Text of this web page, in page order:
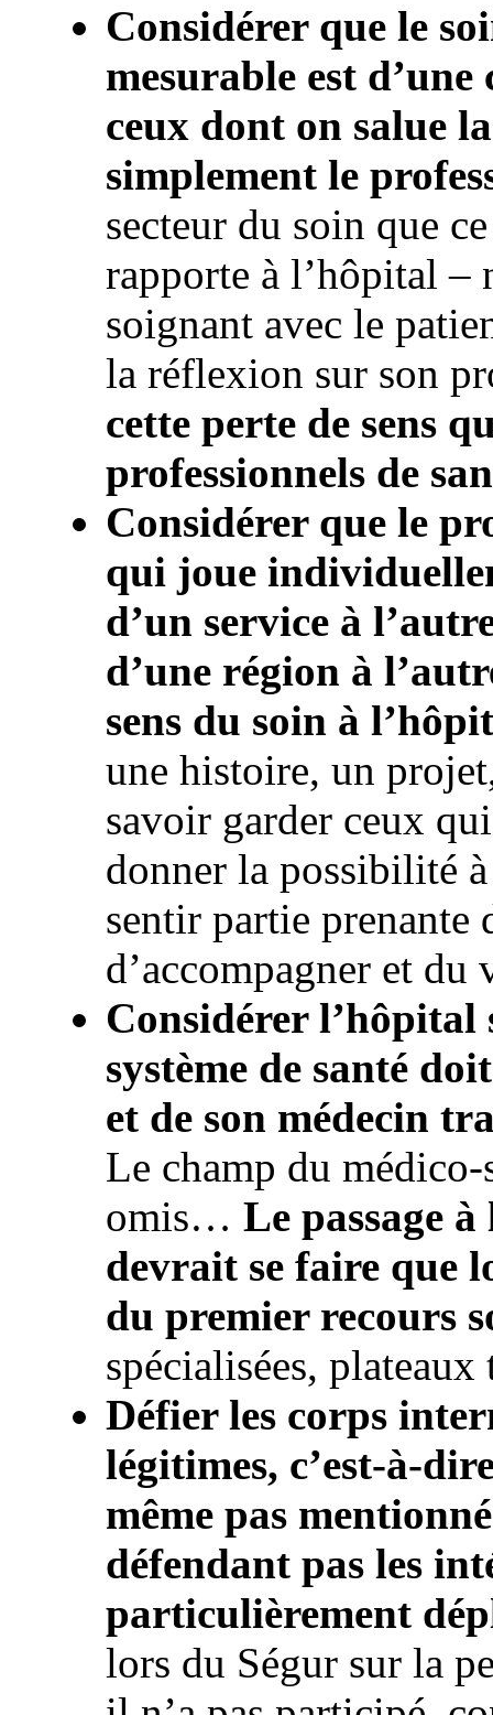
Considérer que le
mesurable est
ceux dont on salue
simplement le
secteur du soin que
rapporte à l’hôpital –
soignant avec le
la réflexion sur son
cette perte de sens
professionnels de
Considérer que le
qui joue
d’un service à
d’une région à
sens du soin à
une histoire, un
savoir garder ceux
donner la possibilité
sentir partie prenante
d’accompagner et du
Considérer l’hôpital
système de santé
et de son médecin
Le champ du
omis… Le passage
devrait se faire que
du premier recours
spécialisées,
Défier les corps
légitimes, c’est-à-
même pas
défendant pas les
particulièrement
lors du Ségur sur la